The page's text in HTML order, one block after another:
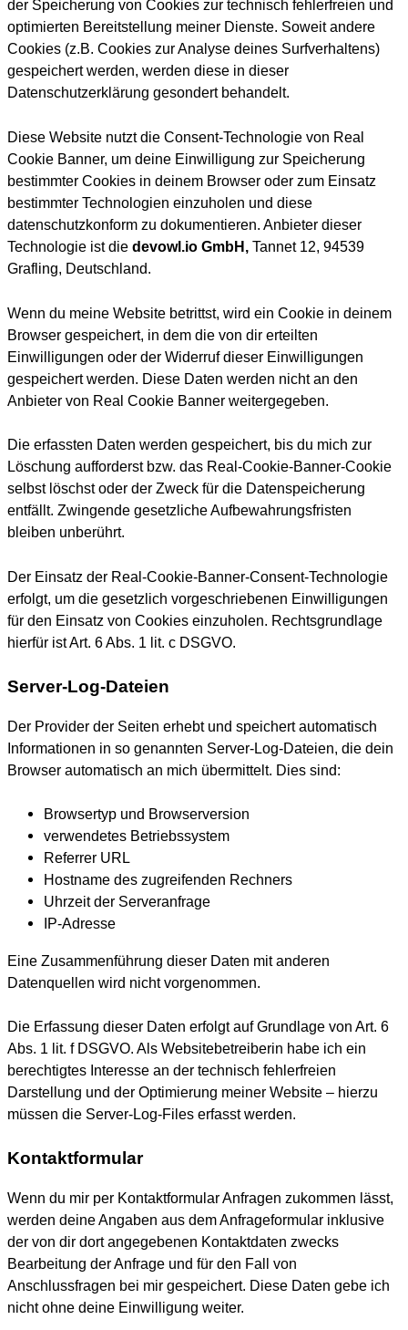
der Speicherung von Cookies zur technisch fehlerfreien und
optimierten Bereitstellung meiner Dienste. Soweit andere
Cookies (z.B. Cookies zur Analyse deines Surfverhaltens)
gespeichert werden, werden diese in dieser
Datenschutzerklärung gesondert behandelt.
Diese Website nutzt die Consent-Technologie von Real
Cookie Banner, um deine Einwilligung zur Speicherung
bestimmter Cookies in deinem Browser oder zum Einsatz
bestimmter Technologien einzuholen und diese
datenschutzkonform zu dokumentieren. Anbieter dieser
Technologie ist die devowl.io GmbH, Tannet 12, 94539
Grafling, Deutschland.
Wenn du meine Website betrittst, wird ein Cookie in deinem
Browser gespeichert, in dem die von dir erteilten
Einwilligungen oder der Widerruf dieser Einwilligungen
gespeichert werden. Diese Daten werden nicht an den
Anbieter von Real Cookie Banner weitergegeben.
Die erfassten Daten werden gespeichert, bis du mich zur
Löschung aufforderst bzw. das Real-Cookie-Banner-Cookie
selbst löschst oder der Zweck für die Datenspeicherung
entfällt. Zwingende gesetzliche Aufbewahrungsfristen
bleiben unberührt.
Der Einsatz der Real-Cookie-Banner-Consent-Technologie
erfolgt, um die gesetzlich vorgeschriebenen Einwilligungen
für den Einsatz von Cookies einzuholen. Rechtsgrundlage
hierfür ist Art. 6 Abs. 1 lit. c DSGVO.
Server-Log-Dateien
Der Provider der Seiten erhebt und speichert automatisch
Informationen in so genannten Server-Log-Dateien, die dein
Browser automatisch an mich übermittelt. Dies sind:
Browsertyp und Browserversion
verwendetes Betriebssystem
Referrer URL
Hostname des zugreifenden Rechners
Uhrzeit der Serveranfrage
IP-Adresse
Eine Zusammenführung dieser Daten mit anderen
Datenquellen wird nicht vorgenommen.
Die Erfassung dieser Daten erfolgt auf Grundlage von Art. 6
Abs. 1 lit. f DSGVO. Als Websitebetreiberin habe ich ein
berechtigtes Interesse an der technisch fehlerfreien
Darstellung und der Optimierung meiner Website – hierzu
müssen die Server-Log-Files erfasst werden.
Kontaktformular
Wenn du mir per Kontaktformular Anfragen zukommen lässt,
werden deine Angaben aus dem Anfrageformular inklusive
der von dir dort angegebenen Kontaktdaten zwecks
Bearbeitung der Anfrage und für den Fall von
Anschlussfragen bei mir gespeichert. Diese Daten gebe ich
nicht ohne deine Einwilligung weiter.